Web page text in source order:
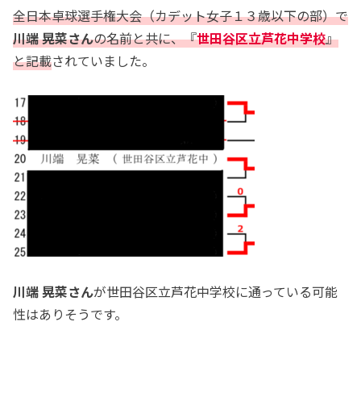
全日本卓球選手権大会（カデット女子１３歳以下の部）で
川端 晃菜さんの名前と共に、『世田谷区立芦花中学校』
と記載されていました。
川端 晃菜さんが世田谷区立芦花中学校に通っている可能
性はありそうです。